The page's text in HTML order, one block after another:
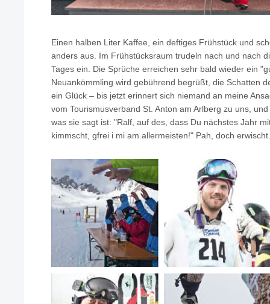
Einen halben Liter Kaffee, ein deftiges Frühstück und
anders aus. Im Frühstücksraum trudeln nach und nach
Tages ein. Die Sprüche erreichen sehr bald wieder ein
Neuankömmling wird gebührend begrüßt, die Schatten
ein Glück – bis jetzt erinnert sich niemand an meine
vom Tourismusverband St. Anton am Arlberg zu uns,
was sie sagt ist: "Ralf, auf des, dass Du nächstes Jahr
kimmscht, gfrei i mi am allermeisten!" Pah, doch erwischt.